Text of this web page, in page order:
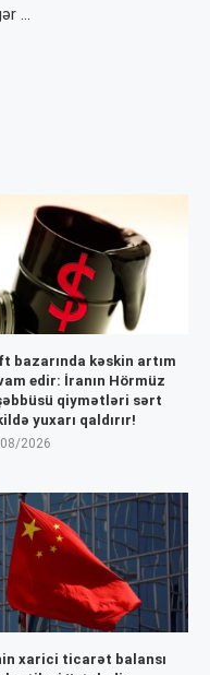
…
bazarında kəskin artım
edir: İranın Hörmüz
qiymətləri sərt
yuxarı qaldırır!
2026
xarici ticarət balansı